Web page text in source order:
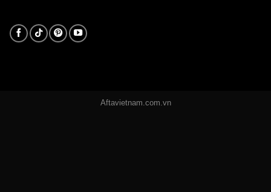
Aftavietnam.com.vn